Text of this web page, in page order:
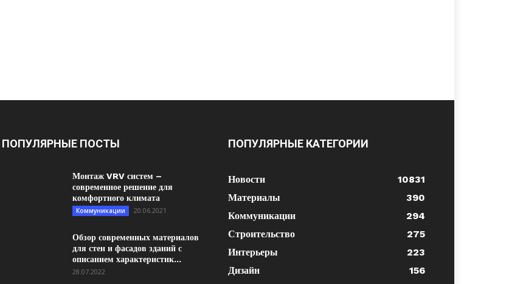
ПОПУЛЯРНЫЕ ПОСТЫ
Монтаж VRV систем –
современное решение для
комфортного климата
Коммуникации 20.06.2021
Обзор современных материалов
для стен и фасадов зданий с
описанием характеристик...
28.07.2022
ПОПУЛЯРНЫЕ КАТЕГОРИИ
Новости
10831
Материалы
390
Коммуникации
294
Строительство
275
Интерьеры
223
Дизайн
156